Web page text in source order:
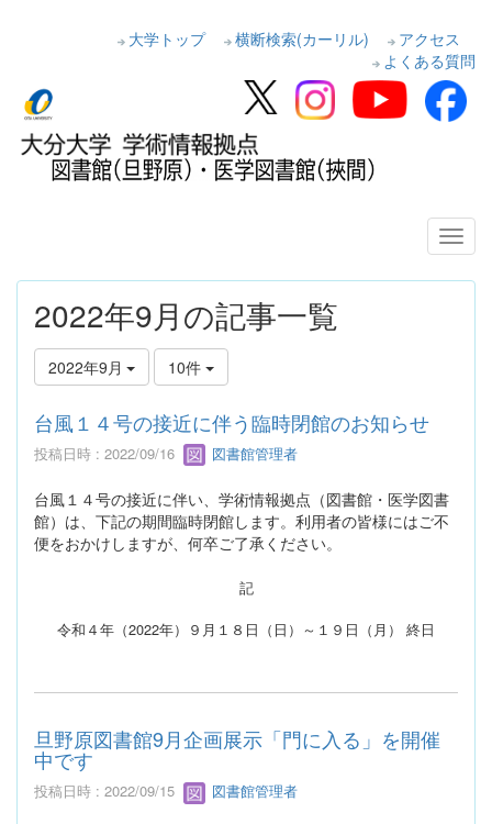
大学トップ 横断検索(カーリル)
アクセス
よくある質問
2022年9月の記事一覧
2022年9月 10件
台風１４号の接近に伴う臨時閉館のお知らせ
投稿日時 : 2022/09/16 図書館管理者
台風１４号の接近に伴い、学術情報拠点（図書館・医学図書
館）は、下記の期間臨時閉館します。利用者の皆様にはご不
便をおかけしますが、何卒ご了承ください。
記
令和４年（2022年）９月１８日（日）～１９日（月） 終日
旦野原図書館9月企画展示「門に入る」を開催
中です
投稿日時 : 2022/09/15 図書館管理者